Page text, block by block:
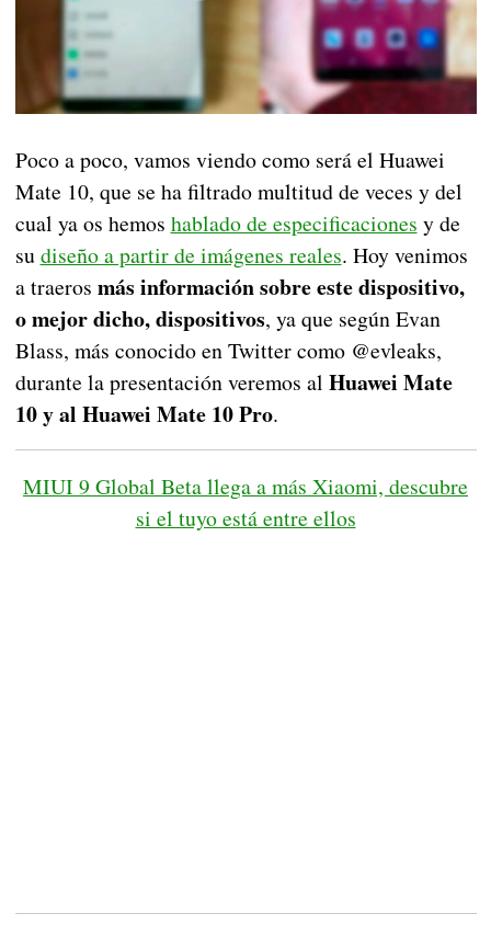
Poco a poco, vamos viendo como será el Huawei
Mate 10, que se ha filtrado multitud de veces y del
cual ya os hemos hablado de especificaciones y de
sudiseño a partir de imágenes reales. Hoy venimos
a traeros más información sobre este dispositivo,
o mejor dicho, dispositivos, ya que según Evan
Blass, más conocido en Twitter como @evleaks,
durante la presentación veremos al Huawei Mate
10 y al Huawei Mate 10 Pro.
MIUI 9 Global Beta llega a más Xiaomi, descubre
si el tuyo está entre ellos